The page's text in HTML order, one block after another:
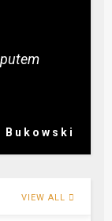
VIEW ALL